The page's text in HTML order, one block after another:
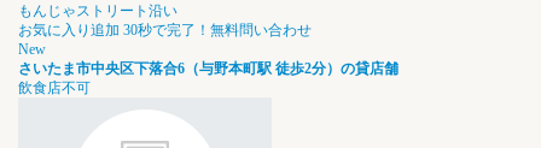
もんじゃストリート沿い
お気に入り追加 30秒で完了！無料問い合わせ
New
さいたま市中央区下落合6（与野本町駅 徒歩2分）の貸店舗
飲食店不可